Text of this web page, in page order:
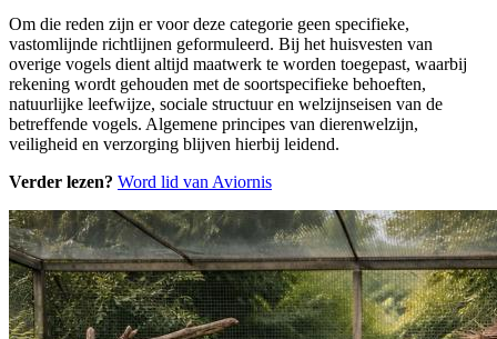
Om die reden zijn er voor deze categorie geen specifieke,
vastomlijnde richtlijnen geformuleerd. Bij het huisvesten van
overige vogels dient altijd maatwerk te worden toegepast, waarbij
rekening wordt gehouden met de soortspecifieke behoeften,
natuurlijke leefwijze, sociale structuur en welzijnseisen van de
betreffende vogels. Algemene principes van dierenwelzijn,
veiligheid en verzorging blijven hierbij leidend.
Verder lezen? Word lid van Aviornis